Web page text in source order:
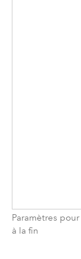
Paramètres
à la fin